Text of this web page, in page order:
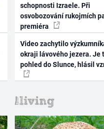
schopnosti Izraele. Při
osvobozování rukojmích
premiéra
Video zachytilo
okraji lávového jezera. Je
pohled do Slunce, hlásil